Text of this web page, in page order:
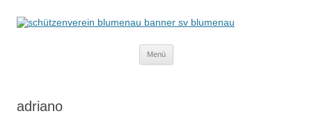
Schützenverein Blumenau von 1952
e.V.
Menü
adriano